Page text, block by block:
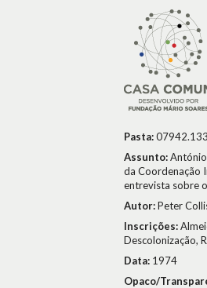
Pasta:
Assunto:
da Coordenação
entrevista sobre
Autor:Peter
Inscrições:
Descolonização,
Data: 1974
Opaco/